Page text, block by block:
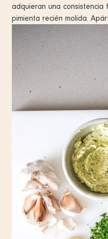
adquieran una consistencia
pimienta recién molida.